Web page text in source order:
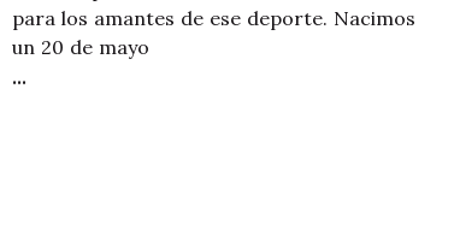
para los amantes de ese deporte. Nacimos
un 20 de mayo